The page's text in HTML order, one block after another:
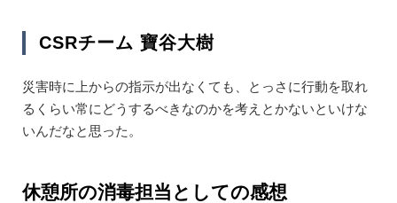
CSRチーム 寶谷大樹
災害時に上からの指示が出なくても、とっさに行動を取れ
るくらい常にどうするべきなのかを考えとかないといけな
いんだなと思った。
休憩所の消毒担当としての感想